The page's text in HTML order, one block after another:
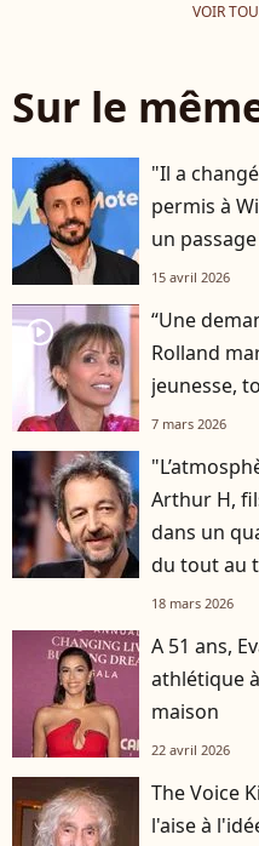
VOIR
Sur le
"Il a
permis à
un
15 avril 2026
player2
“Une
Rolland
jeunesse,
7 mars 2026
Arthur H,
dans un
du tout au
18 mars 2026
A 51 ans,
athlétique
maison
22 avril 2026
The Voice
l'aise à